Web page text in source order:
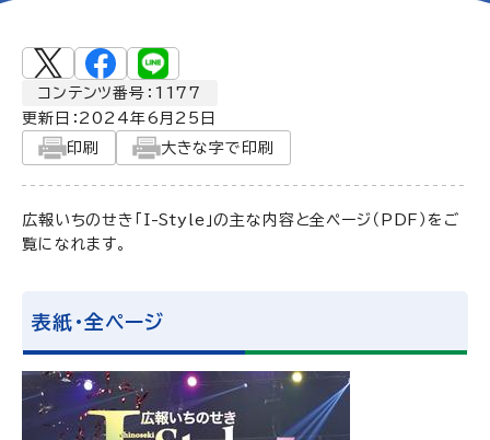
コンテンツ番号：1177
更新日： 2024年6月25日
印刷
大きな字で印刷
広報いちのせき「I-Style」の主な内容と全ページ（PDF）をご
覧になれます。
表紙・全ページ